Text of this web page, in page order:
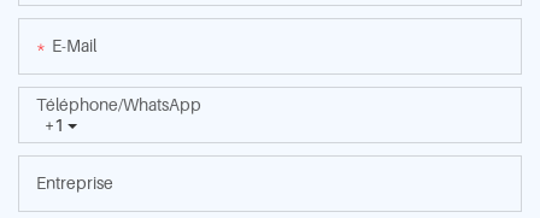
E-Mail
+1
Téléphone/WhatsApp
Entreprise